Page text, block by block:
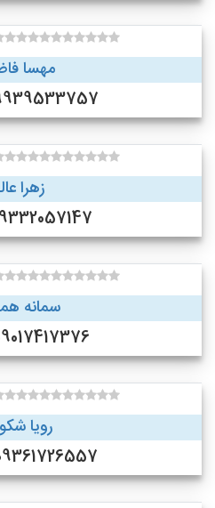
مهسا
09939533757
زهرا
09332057147
سمانه
09017417376
رویا
09361726557